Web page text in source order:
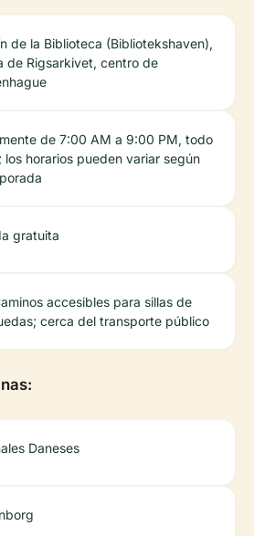
de la Biblioteca (Bibliotekshaven),
de Rigsarkivet, centro de
de 7:00 AM a 9:00 PM, todo
los horarios pueden variar según
gratuita
accesibles para sillas de
cerca del transporte público
Daneses